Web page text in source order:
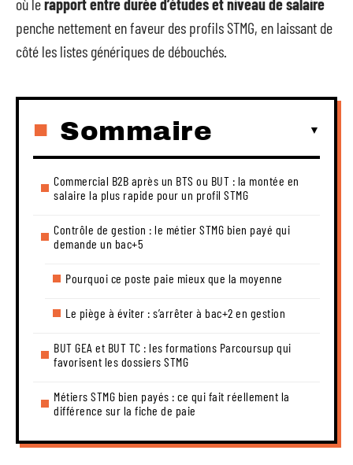
où lerapport entre durée d’études et niveau de salaire
penche nettement en faveur des profils STMG, en laissant de
côté les listes génériques de débouchés.
Sommaire
Commercial B2B après un BTS ou BUT : la montée en
salaire la plus rapide pour un profil STMG
Contrôle de gestion : le métier STMG bien payé qui
demande un bac+5
Pourquoi ce poste paie mieux que la moyenne
Le piège à éviter : s’arrêter à bac+2 en gestion
BUT GEA et BUT TC : les formations Parcoursup qui
favorisent les dossiers STMG
Métiers STMG bien payés : ce qui fait réellement la
différence sur la fiche de paie